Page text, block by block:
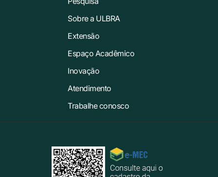
Sobre a ULBRA
Extensão
Espaço Acadêmico
Inovação
Atendimento
Trabalhe conosco